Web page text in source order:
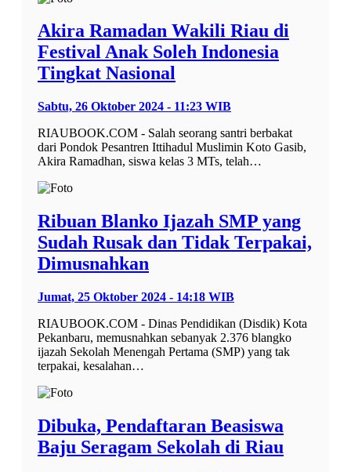
Akira Ramadan Wakili Riau di
Festival Anak Soleh Indonesia
Tingkat Nasional
Sabtu, 26 Oktober 2024 - 11:23 WIB
RIAUBOOK.COM - Salah seorang santri berbakat
dari Pondok Pesantren Ittihadul Muslimin Koto Gasib,
Akira Ramadhan, siswa kelas 3 MTs, telah…
Ribuan Blanko Ijazah SMP yang
Sudah Rusak dan Tidak Terpakai,
Dimusnahkan
Jumat, 25 Oktober 2024 - 14:18 WIB
RIAUBOOK.COM - Dinas Pendidikan (Disdik) Kota
Pekanbaru, memusnahkan sebanyak 2.376 blangko
ijazah Sekolah Menengah Pertama (SMP) yang tak
terpakai, kesalahan…
Dibuka, Pendaftaran Beasiswa
Baju Seragam Sekolah di Riau